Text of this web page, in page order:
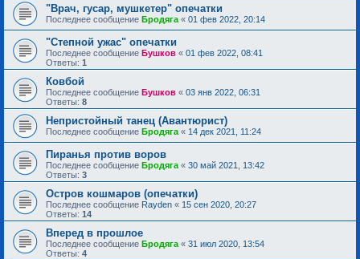
"Врач, гусар, мушкетер" опечатки
Последнее сообщение Бродяга « 01 фев 2022, 20:14
"Степной ужас" опечатки
Последнее сообщение Бушков « 01 фев 2022, 08:41
Ответы: 1
Ковбой
Последнее сообщение Бушков « 03 янв 2022, 06:31
Ответы: 8
Непристойный танец (Авантюрист)
Последнее сообщение Бродяга « 14 дек 2021, 11:24
Пиранья против воров
Последнее сообщение Бродяга « 30 май 2021, 13:42
Ответы: 3
Остров кошмаров (опечатки)
Последнее сообщение Rayden « 15 сен 2020, 20:27
Ответы: 14
Вперед в прошлое
Последнее сообщение Бродяга « 31 июл 2020, 13:54
Ответы: 4